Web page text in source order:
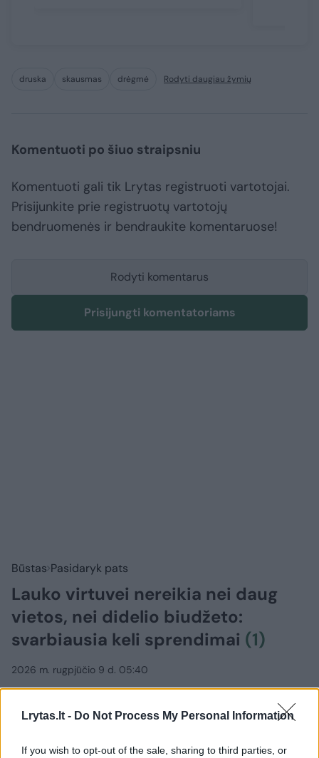
Lrytas.lt - Do Not Process My Personal Information
If you wish to opt-out of the sale, sharing to third parties, or
druska skausmas drėgmė Rodyti daugiau žymių
Komentuoti po šiuo straipsniu
Komentuoti gali tik Lrytas registruoti vartotojai.
Prisijunkite prie registruotų vartotojų
bendruomenės ir bendraukite komentaruose!
Rodyti komentarus
Prisijungti komentatoriams
Būstas Pasidaryk pats
Lauko virtuvei nereikia nei daug
vietos, nei didelio biudžeto:
svarbiausia keli sprendimai (1)
2026 m. rugpjūčio 9 d. 05:40